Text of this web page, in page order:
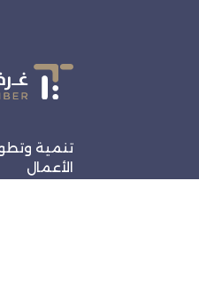
تنمية
الأعمال